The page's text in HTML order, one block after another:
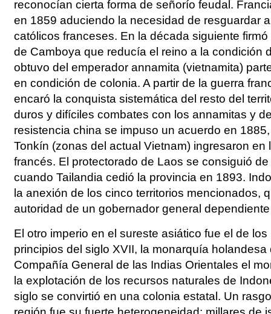
reconocían cierta forma de señorío feudal.
en 1859 aduciendo la necesidad de resguardar
católicos franceses. En la década siguiente
de Camboya que reducía el reino a la condición
obtuvo del emperador annamita (vietnamita)
en condición de colonia. A partir de la guerra
encaró la conquista sistemática del resto del
duros y difíciles combates con los annamitas y
resistencia china se impuso un acuerdo en
Tonkín (zonas del actual Vietnam) ingresaron en
francés. El protectorado de Laos se consiguió
cuando Tailandia cedió la provincia en 1893.
la anexión de los cinco territorios mencionados,
autoridad de un gobernador general
El otro imperio en el sureste asiático fue el de
principios del siglo XVII, la monarquía
Compañía General de las Indias Orientales el
la explotación de los recursos naturales de
siglo se convirtió en una colonia estatal. Un